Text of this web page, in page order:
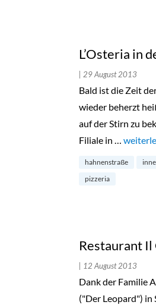
L’Osteria in
| 29 August 2013
Bald ist die Zeit
wieder beherzt
auf der Stirn zu
Filiale in …
hahnenstraße
pizzeria
Restaurant
| 12 August 2013
Dank der Familie
("Der Leopard") in